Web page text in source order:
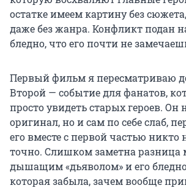
остатке имеем картину без
даже без жанра. Конфликт подан
бледно, что его почти не
Первый фильм я пересматриваю
Второй — событие для фанатов,
просто увидеть старых героев. Он
оригинал, но и сам по себе слаб,
его вместе с первой частью никто
точно. Слишком заметна
дышащим «дьяволом» и его
которая забыла, зачем вообще